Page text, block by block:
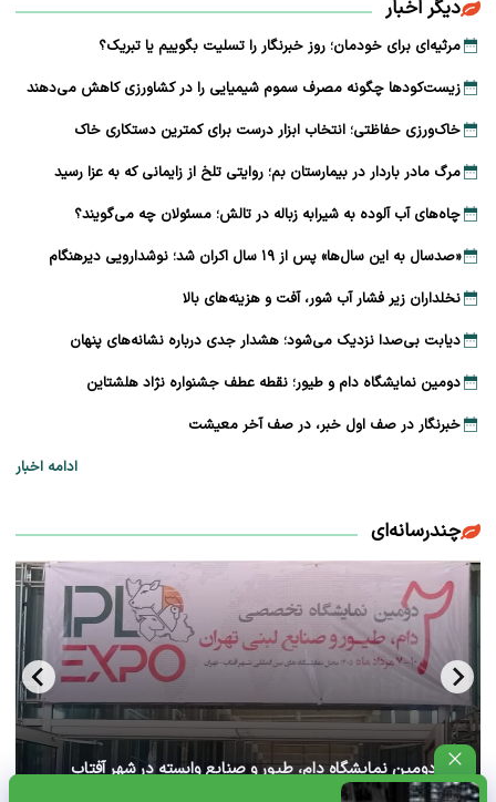
دیگر اخبار
مرثیه‌ای برای خودمان؛ روز خبرنگار را تسلیت بگوییم یا تبریک؟
زیست‌کودها چگونه مصرف سموم شیمیایی را در کشاورزی کاهش می‌دهند
خاک‌ورزی حفاظتی؛ انتخاب ابزار درست برای کمترین دستکاری خاک
مرگ مادر باردار در بیمارستان بم؛ روایتی تلخ از زایمانی که به عزا رسید
چاه‌های آب آلوده به شیرابه زباله در تالش؛ مسئولان چه می‌گویند؟
«صدسال به این سال‌ها» پس از ۱۹ سال اکران شد؛ نوشدارویی دیرهنگام
نخلداران زیر فشار آب شور، آفت و هزینه‌های بالا
دیابت بی‌صدا نزدیک می‌شود؛ هشدار جدی درباره نشانه‌های پنهان
دومین نمایشگاه دام و طیور؛ نقطه عطف جشنواره نژاد هلشتاین
خبرنگار در صف اول خبر، در صف آخر معیشت
ادامه اخبار
چندرسانه‌ای
آغاز دومین نمایشگاه دام، طیور و صنایع وابسته در شهر آفتاب
تهران+ ویدئو